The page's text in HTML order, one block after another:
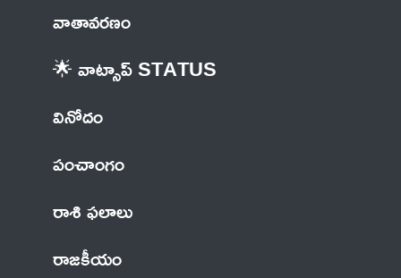
వాతావరణం
🌟 వాట్సాప్ STATUS
వినోదం
పంచాంగం
రాశి ఫలాలు
రాజకీయం